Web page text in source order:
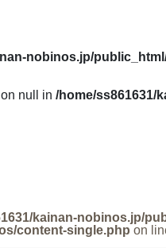
nobinos.jp/
null in /home/ss861631/
kainan-nobinos.jp/
content-single.php on